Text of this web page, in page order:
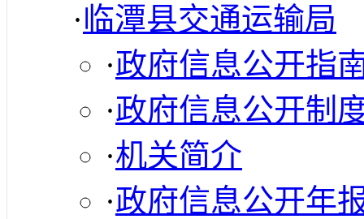
·临潭县交通运输局
·政府信息公开指
·政府信息公开制
·机关简介
·政府信息公开年